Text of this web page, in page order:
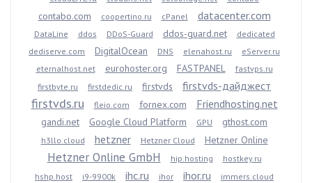
contabo.com coopertino.ru cPanel datacenter.com
DataLine ddos DDoS-Guard ddos-guard.net
dedicated
dediserve.com
DigitalOcean DNS elenahost.ru
eServer.ru
eternalhost.net
eurohoster.org FASTPANEL
fastvps.ru
firstbyte.ru
firstdedic.ru firstvds firstvds-дайджест
firstvds.ru fleio.com fornex.com Friendhosting.net
gandi.net Google Cloud Platform GPU gthost.com
h3llo.cloud hetzner Hetzner Cloud Hetzner Online
Hetzner Online GmbH hip.hosting
hostkey.ru
hshp.host
i9-9900k ihc.ru ihor ihor.ru immers.cloud